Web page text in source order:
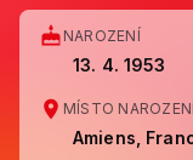
NAROZENÍ
13. 4. 1953
MÍSTO NAROZENÍ
Amiens,